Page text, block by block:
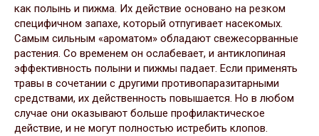
как полынь и пижма. Их действие основано на резком
специфичном запахе, который отпугивает насекомых.
Самым сильным «ароматом» обладают свежесорванные
растения. Со временем он ослабевает, и антиклопиная
эффективность полыни и пижмы падает. Если применять
травы в сочетании с другими противопаразитарными
средствами, их действенность повышается. Но в любом
случае они оказывают больше профилактическое
действие, и не могут полностью истребить клопов.